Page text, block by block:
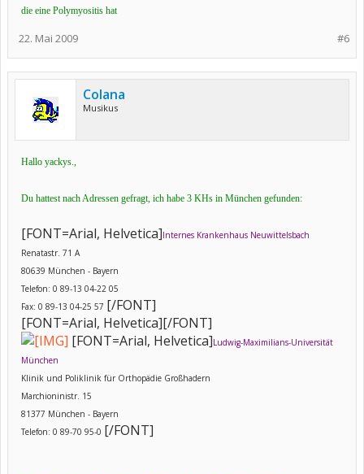
die eine Polymyositis hat
#6
22. Mai 2009
Colana
Musikus
Hallo yackys.,
Du hattest nach Adressen gefragt, ich habe 3 KHs in München gefunden:
[FONT=Arial, Helvetica]Internes Krankenhaus Neuwittelsbach
Renatastr. 71 A
80639 München - Bayern
Telefon: 0 89-13 04-22 05
Fax: 0 89-13 04-25 57 [/FONT]
[FONT=Arial, Helvetica][/FONT]
[FONT=Arial, Helvetica]Ludwig-Maximilians-Universität
München
Klinik und Poliklinik für Orthopädie Großhadern
Marchioninistr. 15
81377 München - Bayern
Telefon: 0 89-70 95-0 [/FONT]